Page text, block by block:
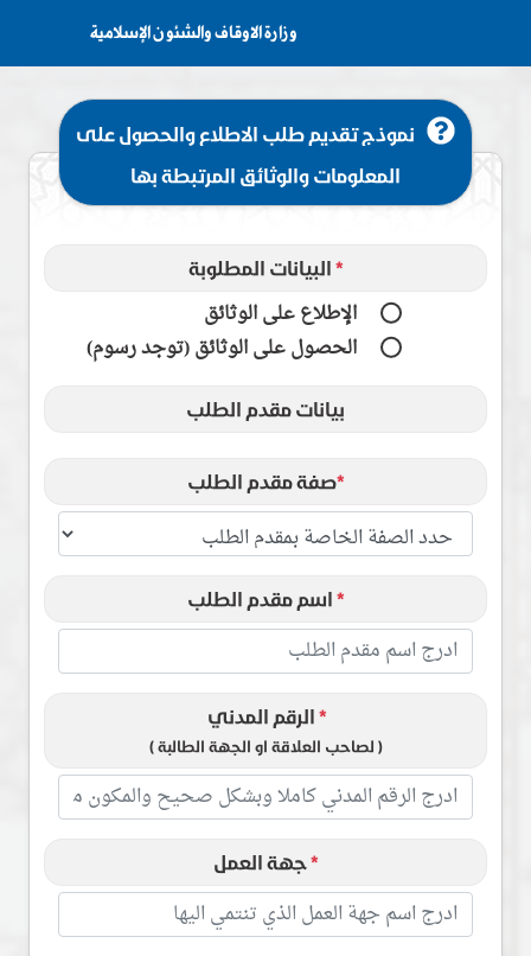
وزارة الاوقاف والشئون اﻹسلامية
نموذج تقديم طلب الاطلاع والحصول على
المعلومات والوثائق المرتبطة بها
* البيانات المطلوبة
الإطلاع على الوثائق
الحصول على الوثائق (توجد رسوم)
بيانات مقدم الطلب
*صفة مقدم الطلب
* اسم مقدم الطلب
* الرقم المدني
( لصاحب العلاقة او الجهة الطالبة )
*جهة العمل